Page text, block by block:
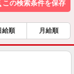
この検索条件を保存
給順 月給順